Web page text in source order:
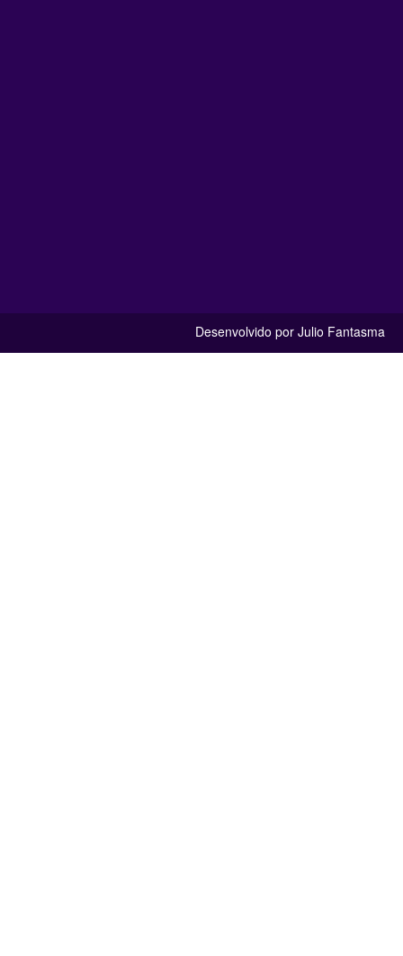
Desenvolvido por Julio Fantasma